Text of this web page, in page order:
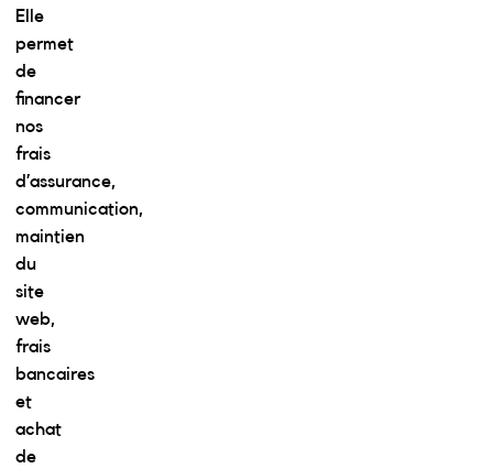
Elle
permet
de
financer
nos
frais
d’assurance,
communication,
maintien
du
site
web,
frais
bancaires
et
achat
de